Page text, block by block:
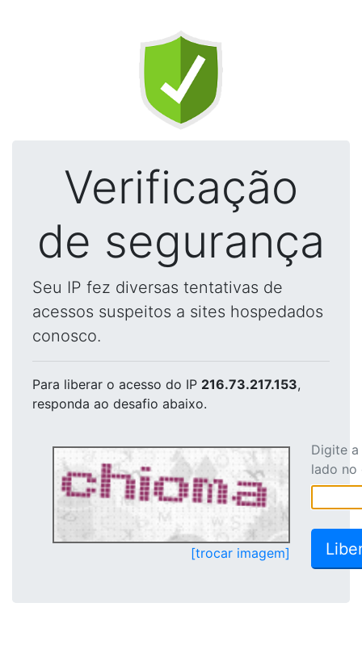
Verificação
de segurança
Seu IP fez diversas tentativas de
acessos suspeitos a sites hospedados
conosco.
Para liberar o acesso do IP 216.73.217.153,
responda ao desafio abaixo.
[trocar imagem]
Digite
lado no